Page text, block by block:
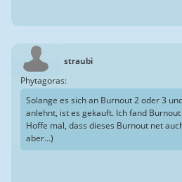
straubi
Phytagoras:
Solange es sich an Burnout 2 oder 3
anlehnt, ist es gekauft. Ich fand
Hoffe mal, dass dieses Burnout net
aber...)